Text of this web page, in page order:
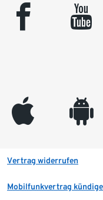
facebook youtube
appleinc android
Vertrag widerrufen
Mobilfunkvertrag